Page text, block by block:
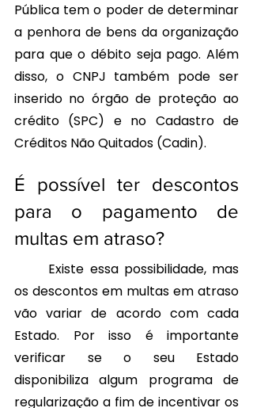
Pública tem o poder de determinar
a penhora de bens da organização
para que o débito seja pago. Além
disso, o CNPJ também pode ser
inserido no órgão de proteção ao
crédito (SPC) e no Cadastro de
Créditos Não Quitados (Cadin).
É possível ter descontos
para o pagamento de
multas em atraso?
os descontos em multas em atraso
vão variar de acordo com cada
Estado. Por isso é importante
verificar se o seu Estado
disponibiliza algum programa de
regularização a fim de incentivar os